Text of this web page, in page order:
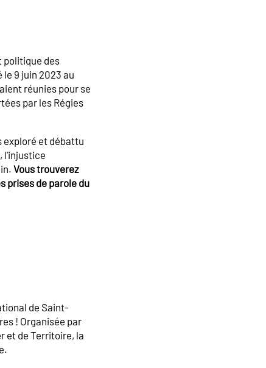
politique des
9 juin 2023 au
réunies pour se
par les Régies
exploré et débattu
l'injustice
Vous trouverez
prises de parole du
de Saint-
! Organisée par
et de Territoire, la